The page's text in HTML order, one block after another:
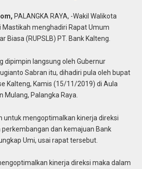
PALANGKA RAYA, -Wakil Walikota
Mastikah menghadiri Rapat Umum
Biasa (RUPSLB) PT. Bank Kalteng.
dipimpin langsung oleh Gubernur
Sabran itu, dihadiri pula oleh bupat
Kalteng, Kamis (15/11/2019) di Aula
Mulang, Palangka Raya.
untuk mengoptimalkan kinerja direksi
dan kemajuan Bank
Umi, usai rapat tersebut.
kinerja direksi maka dalam